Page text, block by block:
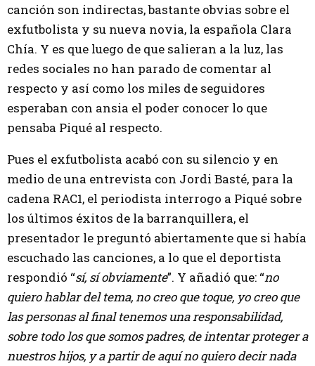
canción son indirectas, bastante obvias sobre el
exfutbolista y su nueva novia, la española Clara
Chía. Y es que luego de que salieran a la luz, las
redes sociales no han parado de comentar al
respecto y así como los miles de seguidores
esperaban con ansia el poder conocer lo que
pensaba Piqué al respecto.
Pues el exfutbolista acabó con su silencio y en
medio de una entrevista con Jordi Basté, para la
cadena RAC1, el periodista interrogo a Piqué sobre
los últimos éxitos de la barranquillera, el
presentador le preguntó abiertamente que si había
escuchado las canciones, a lo que el deportista
respondió “sí, sí obviamente”. Y añadió que: “no
quiero hablar del tema, no creo que toque, yo creo que
las personas al final tenemos una responsabilidad,
sobre todo los que somos padres, de intentar proteger a
nuestros hijos, y a partir de aquí no quiero decir nada